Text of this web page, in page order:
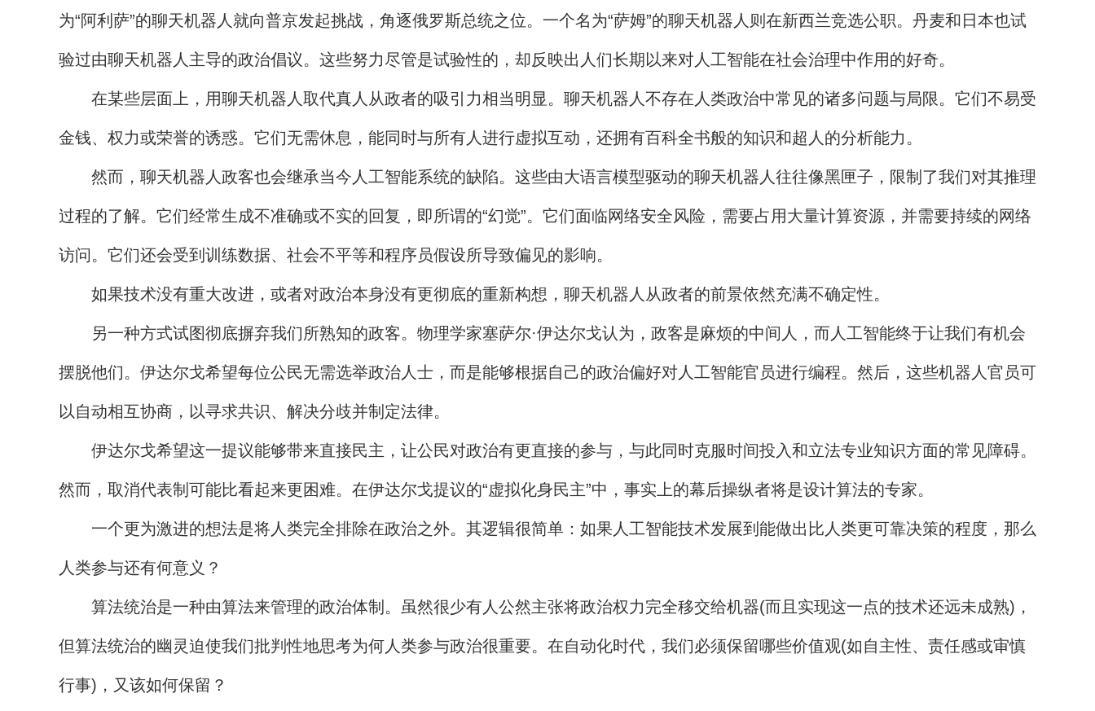
为“阿利萨”的聊天机器人就向普京发起挑战，角逐俄罗斯总统之位。一个名为“萨姆”的聊天机器人则在新西兰竞选公职。丹麦和日本也试
验过由聊天机器人主导的政治倡议。这些努力尽管是试验性的，却反映出人们长期以来对人工智能在社会治理中作用的好奇。
在某些层面上，用聊天机器人取代真人从政者的吸引力相当明显。聊天机器人不存在人类政治中常见的诸多问题与局限。它们不易受
金钱、权力或荣誉的诱惑。它们无需休息，能同时与所有人进行虚拟互动，还拥有百科全书般的知识和超人的分析能力。
然而，聊天机器人政客也会继承当今人工智能系统的缺陷。这些由大语言模型驱动的聊天机器人往往像黑匣子，限制了我们对其推理
过程的了解。它们经常生成不准确或不实的回复，即所谓的“幻觉”。它们面临网络安全风险，需要占用大量计算资源，并需要持续的网络
访问。它们还会受到训练数据、社会不平等和程序员假设所导致偏见的影响。
如果技术没有重大改进，或者对政治本身没有更彻底的重新构想，聊天机器人从政者的前景依然充满不确定性。
另一种方式试图彻底摒弃我们所熟知的政客。物理学家塞萨尔·伊达尔戈认为，政客是麻烦的中间人，而人工智能终于让我们有机会
摆脱他们。伊达尔戈希望每位公民无需选举政治人士，而是能够根据自己的政治偏好对人工智能官员进行编程。然后，这些机器人官员可
以自动相互协商，以寻求共识、解决分歧并制定法律。
伊达尔戈希望这一提议能够带来直接民主，让公民对政治有更直接的参与，与此同时克服时间投入和立法专业知识方面的常见障碍。
然而，取消代表制可能比看起来更困难。在伊达尔戈提议的“虚拟化身民主”中，事实上的幕后操纵者将是设计算法的专家。
一个更为激进的想法是将人类完全排除在政治之外。其逻辑很简单：如果人工智能技术发展到能做出比人类更可靠决策的程度，那么
人类参与还有何意义？
算法统治是一种由算法来管理的政治体制。虽然很少有人公然主张将政治权力完全移交给机器(而且实现这一点的技术还远未成熟)，
但算法统治的幽灵迫使我们批判性地思考为何人类参与政治很重要。在自动化时代，我们必须保留哪些价值观(如自主性、责任感或审慎
行事)，又该如何保留？